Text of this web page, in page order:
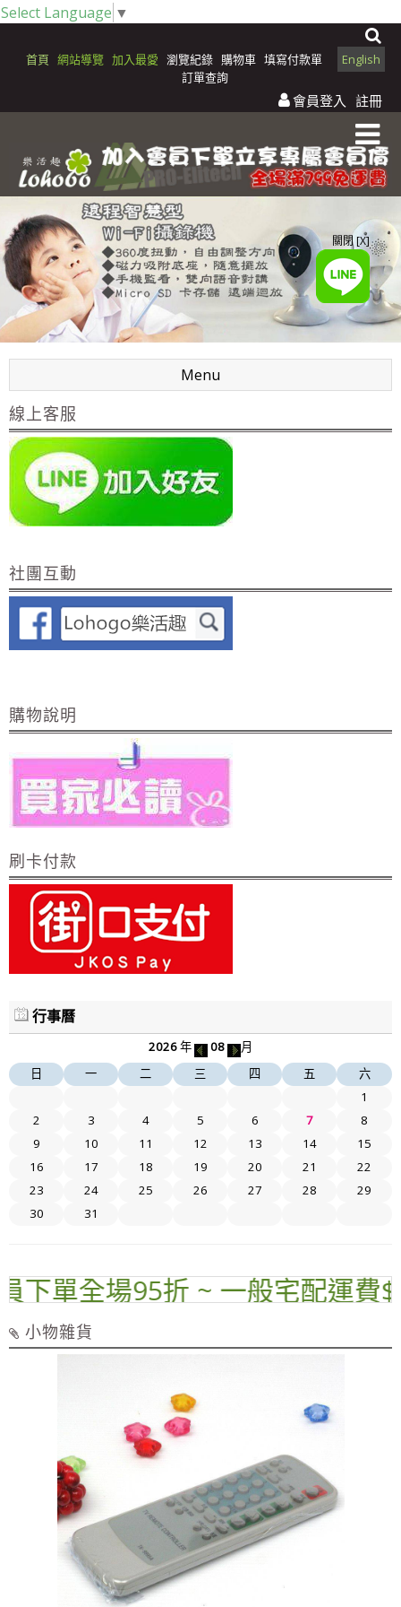
Select Language ▼
首頁 網站導覽 加入最愛 English
瀏覽紀錄 購物車 填寫付款單
訂單查詢
會員登入 註冊
Menu
線上客服
社團互動
購物說明
刷卡付款
行事曆
2026年 08
月
日
一 二 三 四 五
六
1
2
3 4 5 6 7
8
9
10 11 12 13 14
15
16
17 18 19 20 21
22
23
24 25 26 27 28
29
30
31
單全場95折 ~ 一般宅配運費
小物雜貨
關閉 [X]